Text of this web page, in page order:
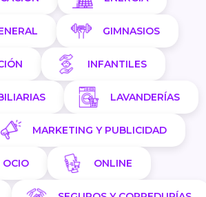
GIMNASIOS
INFANTILES
LAVANDERÍAS
MARKETING Y PUBLICIDAD
OCIO ONLINE